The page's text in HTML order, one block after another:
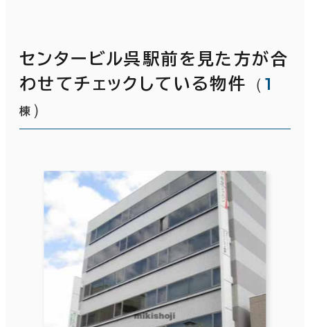
センタービル呉駅前を見た方が合
わせてチェックしている物件
（ 1
棟 ）